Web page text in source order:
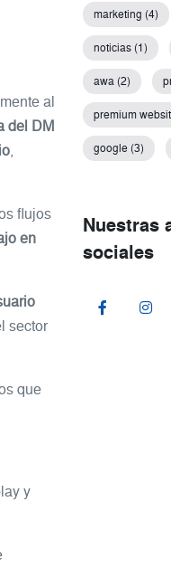
al
del DM
,
flujos
en
sector
que
y
marketing (4)
noticias (1)
awa (2)
premium
google (3)
Nuestras
sociales